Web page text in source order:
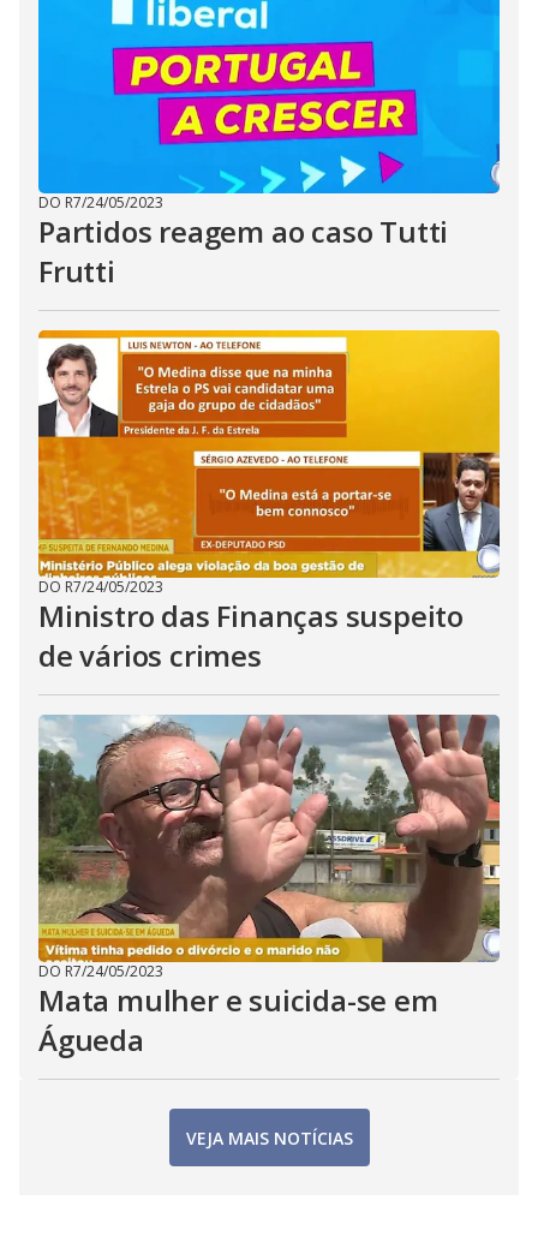
DO R7/24/05/2023
Partidos reagem ao caso Tutti
Frutti
DO R7/24/05/2023
Ministro das Finanças suspeito
de vários crimes
DO R7/24/05/2023
Mata mulher e suicida-se em
Águeda
VEJA MAIS NOTÍCIAS